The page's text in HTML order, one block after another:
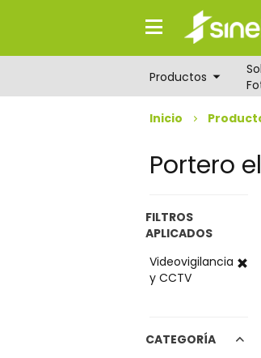
de
Productos
Inicio
Portero
FILTROS
APLICADOS
Videovigilancia
y CCTV
CATEGORÍA